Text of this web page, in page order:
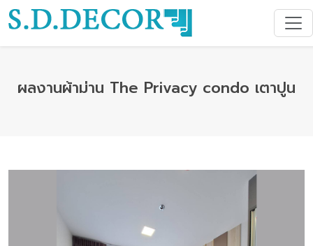
ผลงานผ้าม่าน The Privacy condo เตาปูน